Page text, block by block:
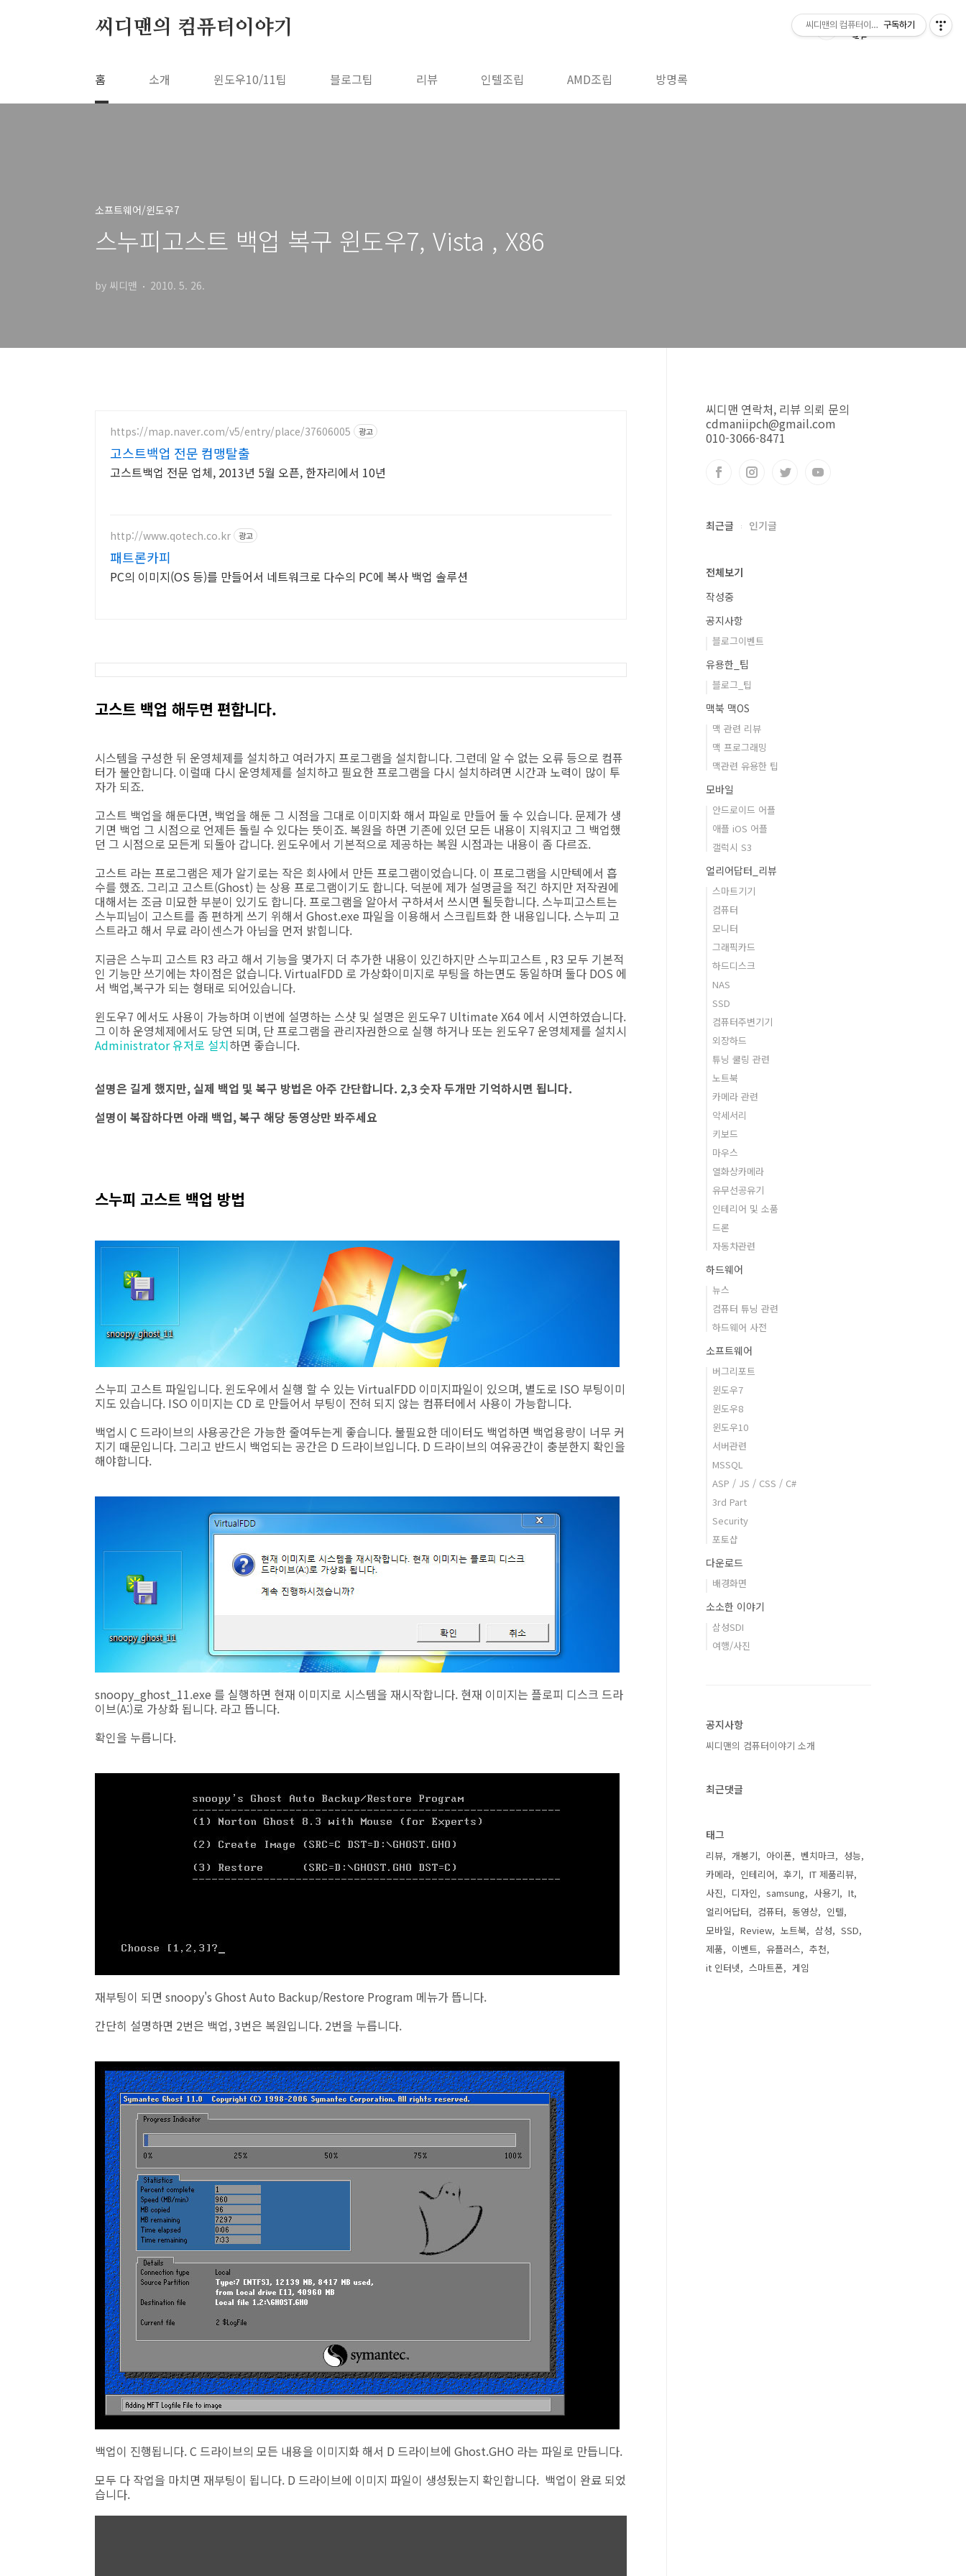
씨디맨의 컴퓨터이야기
홈 소개 윈도우10/11팁 블로그팁 리뷰 인텔조립 AMD조립 방명록
소프트웨어/윈도우7
스누피고스트 백업 복구 윈도우7, Vista , X86
by 씨디맨 2010. 5. 26.
https://map.naver.com/v5/entry/place/37606005 광고
고스트백업 전문 컴맹탈출
고스트백업 전문 업체, 2013년 5월 오픈, 한자리에서 10년
http://www.qotech.co.kr 광고
패트론카피
PC의 이미지(OS 등)를 만들어서 네트워크로 다수의 PC에 복사 백업 솔루션
고스트 백업 해두면 편합니다.
시스템을 구성한 뒤 운영체제를 설치하고 여러가지 프로그램을 설치합니다. 그런데 알 수 없는 오류 등으로 컴퓨
터가 불안합니다. 이럴때 다시 운영체제를 설치하고 필요한 프로그램을 다시 설치하려면 시간과 노력이 많이 투
자가 되죠.
고스트 백업을 해둔다면, 백업을 해둔 그 시점을 그대로 이미지화 해서 파일로 만들어 둘 수 있습니다. 문제가 생
기면 백업 그 시점으로 언제든 돌릴 수 있다는 뜻이죠. 복원을 하면 기존에 있던 모든 내용이 지워지고 그 백업했
던 그 시점으로 모든게 되돌아 갑니다. 윈도우에서 기본적으로 제공하는 복원 시점과는 내용이 좀 다르죠.
고스트 라는 프로그램은 제가 알기로는 작은 회사에서 만든 프로그램이었습니다. 이 프로그램을 시만텍에서 흡
수를 했죠. 그리고 고스트(Ghost) 는 상용 프로그램이기도 합니다. 덕분에 제가 설명글을 적긴 하지만 저작권에
대해서는 조금 미묘한 부분이 있기도 합니다. 프로그램을 알아서 구하셔서 쓰시면 될듯합니다. 스누피고스트는
스누피님이 고스트를 좀 편하게 쓰기 위해서 Ghost.exe 파일을 이용해서 스크립트화 한 내용입니다. 스누피 고
스트라고 해서 무료 라이센스가 아님을 먼저 밝힙니다.
지금은 스누피 고스트 R3 라고 해서 기능을 몇가지 더 추가한 내용이 있긴하지만 스누피고스트 , R3 모두 기본적
인 기능만 쓰기에는 차이점은 없습니다. VirtualFDD 로 가상화이미지로 부팅을 하는면도 동일하며 둘다 DOS 에
서 백업,복구가 되는 형태로 되어있습니다.
윈도우7 에서도 사용이 가능하며 이번에 설명하는 스샷 및 설명은 윈도우7 Ultimate X64 에서 시연하였습니다.
그 이하 운영체제에서도 당연 되며, 단 프로그램을 관리자권한으로 실행 하거나 또는 윈도우7 운영체제를 설치시
Administrator 유저로 설치하면 좋습니다.
설명은 길게 했지만, 실제 백업 및 복구 방법은 아주 간단합니다. 2,3 숫자 두개만 기억하시면 됩니다.
설명이 복잡하다면 아래 백업, 복구 해당 동영상만 봐주세요
스누피 고스트 백업 방법
스누피 고스트 파일입니다. 윈도우에서 실행 할 수 있는 VirtualFDD 이미지파일이 있으며, 별도로 ISO 부팅이미
지도 있습니다. ISO 이미지는 CD 로 만들어서 부팅이 전혀 되지 않는 컴퓨터에서 사용이 가능합니다.
백업시 C 드라이브의 사용공간은 가능한 줄여두는게 좋습니다. 불필요한 데이터도 백업하면 백업용량이 너무 커
지기 때문입니다. 그리고 반드시 백업되는 공간은 D 드라이브입니다. D 드라이브의 여유공간이 충분한지 확인을
해야합니다.
snoopy_ghost_11.exe 를 실행하면 현재 이미지로 시스템을 재시작합니다. 현재 이미지는 플로피 디스크 드라
이브(A:)로 가상화 됩니다. 라고 뜹니다.
확인을 누릅니다.
재부팅이 되면 snoopy's Ghost Auto Backup/Restore Program 메뉴가 뜹니다.
간단히 설명하면 2번은 백업, 3번은 복원입니다. 2번을 누릅니다.
백업이 진행됩니다. C 드라이브의 모든 내용을 이미지화 해서 D 드라이브에 Ghost.GHO 라는 파일로 만듭니다.
모두 다 작업을 마치면 재부팅이 됩니다. D 드라이브에 이미지 파일이 생성됬는지 확인합니다. 백업이 완료 되었
습니다.
씨디맨 연락처, 리뷰 의뢰 문의
cdmaniipch@gmail.com
010-3066-8471
최근글 인기글
전체보기
작성중
공지사항
블로그이벤트
유용한_팁
블로그_팁
맥북 맥OS
맥 관련 리뷰
맥 프로그래밍
맥관련 유용한 팁
모바일
안드로이드 어플
애플 iOS 어플
갤럭시 S3
얼리어답터_리뷰
스마트기기
컴퓨터
모니터
그래픽카드
하드디스크
NAS
SSD
컴퓨터주변기기
외장하드
튜닝 쿨링 관련
노트북
카메라 관련
악세서리
키보드
마우스
열화상카메라
유무선공유기
인테리어 및 소품
드론
자동차관련
하드웨어
뉴스
컴퓨터 튜닝 관련
하드웨어 사전
소프트웨어
버그리포트
윈도우7
윈도우8
윈도우10
서버관련
MSSQL
ASP / JS / CSS / C#
3rd Part
Security
포토샵
다운로드
배경화면
소소한 이야기
삼성SDI
여행/사진
공지사항
씨디맨의 컴퓨터이야기 소개
최근댓글
태그
리뷰 개봉기 아이폰 벤치마크
성능
카메라
인테리어 후기
IT 제품리뷰
사진
디자인 samsung 사용기
It
얼리어답터
컴퓨터 동영상
인텔
모바일
Review 노트북 삼성
SSD
제품
이벤트 유플러스
추천
it 인터넷
스마트폰 게임
씨디맨의 컴퓨터이야기구독하기